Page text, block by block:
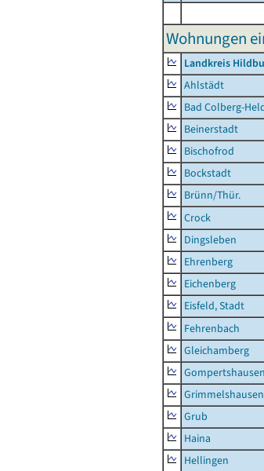
Wohnungen
Landkreis
Ahlstädt
Bad Colberg-
Beinerstadt
Bischofrod
Bockstadt
Brünn/Thür.
Crock
Dingsleben
Ehrenberg
Eichenberg
Eisfeld, Stadt
Fehrenbach
Gleichamberg
Gompertshausen
Grimmelshausen
Grub
Haina
Hellingen